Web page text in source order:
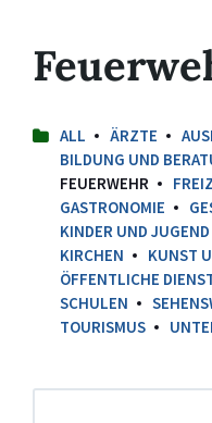
ALL ÄRZTE
BILDUNG UND
FEUERWEHR
GASTRONOMIE
KINDER UND JUGEND
KIRCHEN
KUNST
ÖFFENTLICHE
SCHULEN
TOURISMUS